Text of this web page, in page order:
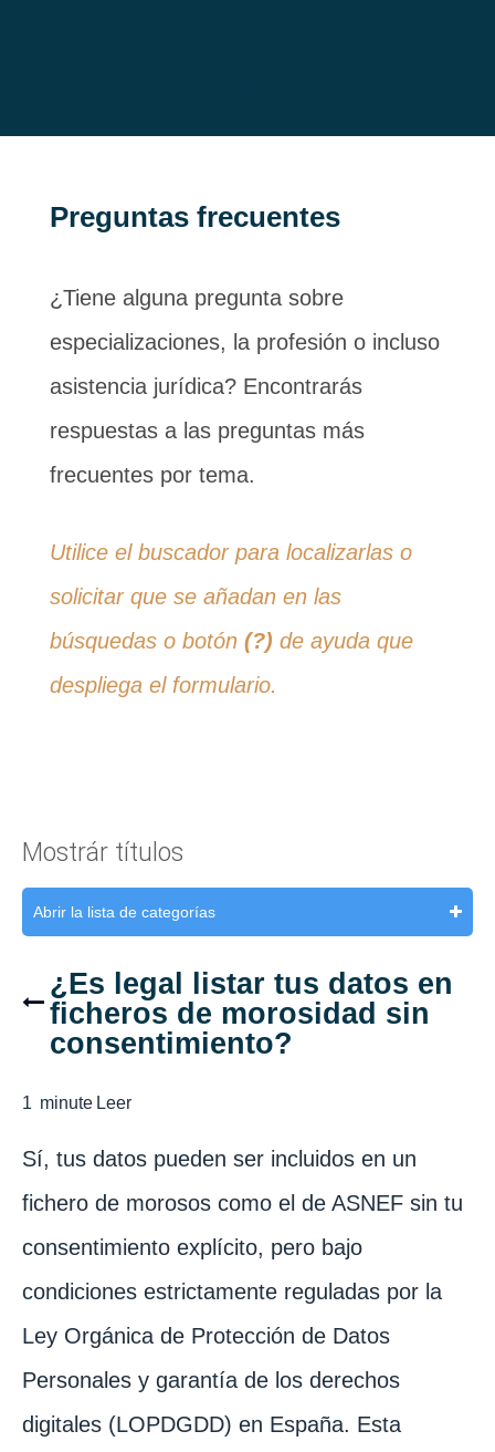
Preguntas frecuentes
¿Tiene alguna pregunta sobre
especializaciones, la profesión o incluso
asistencia jurídica? Encontrarás
respuestas a las preguntas más
frecuentes por tema.
Utilice el buscador para localizarlas o
solicitar que se añadan en las
búsquedas o botón (?) de ayuda que
despliega el formulario.
Mostrár títulos
Abrir la lista de categorías
¿Es legal listar tus datos en
ficheros de morosidad sin
consentimiento?
1 minute Leer
Sí, tus datos pueden ser incluidos en un
fichero de morosos como el de ASNEF sin tu
consentimiento explícito, pero bajo
condiciones estrictamente reguladas por la
Ley Orgánica de Protección de Datos
Personales y garantía de los derechos
digitales (LOPDGDD) en España. Esta